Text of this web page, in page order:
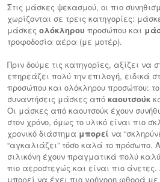
Στις μάσκες ψεκασμού, οι πιο
χωρίζονται σε τρεις κατηγορίες:
μάσκες ολόκληρου προσώπου και
τροφοδοσία αέρα (με μοτέρ).
Πριν δούμε τις κατηγορίες, αξίζει να
επηρεάζει πολύ την επιλογή, ειδικά
προσώπου και ολόκληρου προσώπου:
συναντήσεις μάσκες από καουτσούκ
Οι μάσκες από καουτσούκ έχουν
στον χρόνο, όμως το υλικό είναι πιο
χρονικό διάστημα μπορεί να
“αγκαλιάζει” τόσο καλά το πρόσωπο.
σιλικόνη έχουν πραγματικά πολύ
πιο αεροστεγώς και είναι πιο
μπορεί να έχει πιο γρήγορη φθορά με